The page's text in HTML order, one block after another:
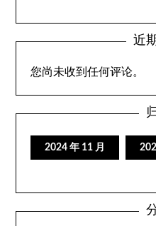
近
您尚未收到任何评论。
2024 年 11 月